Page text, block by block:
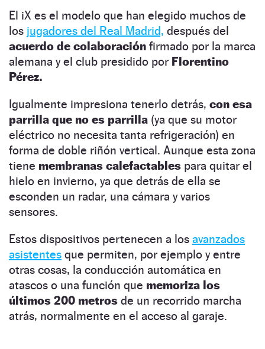
El iX es el modelo que han elegido muchos de
los jugadores del Real Madrid, después del
acuerdo de colaboración firmado por la marca
alemana y el club presidido por Florentino
Pérez.
Igualmente impresiona tenerlo detrás, con esa
parrilla que no es parrilla (ya que su motor
eléctrico no necesita tanta refrigeración) en
forma de doble riñón vertical. Aunque esta zona
tiene membranas calefactables para quitar el
hielo en invierno, ya que detrás de ella se
esconden un radar, una cámara y varios
sensores.
Estos dispositivos pertenecen a los avanzados
asistentes que permiten, por ejemplo y entre
otras cosas, la conducción automática en
atascos o una función que memoriza los
últimos 200 metros de un recorrido marcha
atrás, normalmente en el acceso al garaje.